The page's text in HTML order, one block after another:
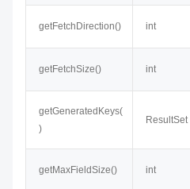
getFetchDirection() int
getFetchSize() int
getGeneratedKeys(
)
ResultSet
getMaxFieldSize() int